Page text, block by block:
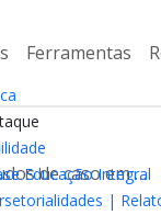
Educação Integral
|
Ferramentas
e educação no Brasil